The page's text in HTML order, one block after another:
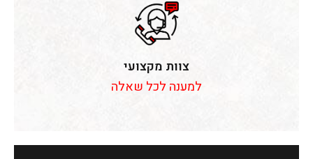
צוות מקצועי
למענה לכל שאלה